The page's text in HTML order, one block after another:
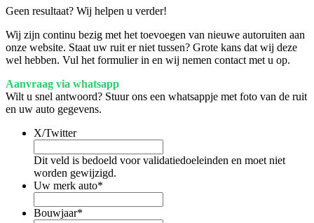
Geen resultaat? Wij helpen u verder!
Wij zijn continu bezig met het toevoegen van nieuwe autoruiten aan
onze website. Staat uw ruit er niet tussen? Grote kans dat wij deze
wel hebben. Vul het formulier in en wij nemen contact met u op.
Aanvraag via whatsapp
Wilt u snel antwoord? Stuur ons een whatsappje met foto van de ruit
en uw auto gegevens.
X/Twitter
Dit veld is bedoeld voor validatiedoeleinden en moet niet
worden gewijzigd.
Uw merk auto*
Bouwjaar*